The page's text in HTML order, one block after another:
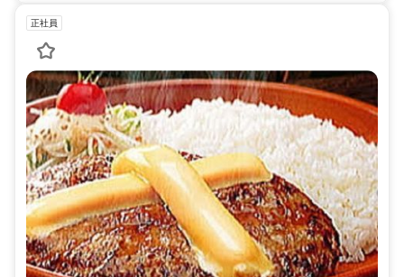
正社員